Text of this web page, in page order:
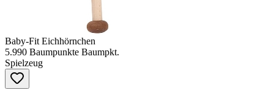
Baby-Fit Eichhörnchen
5.990 Baumpunkte Baumpkt.
Spielzeug